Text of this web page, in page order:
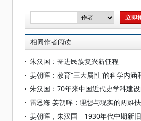
相同作者阅读
朱汉国：奋进民族复兴新征程
雷恩海 姜朝晖：理想与现实的两难